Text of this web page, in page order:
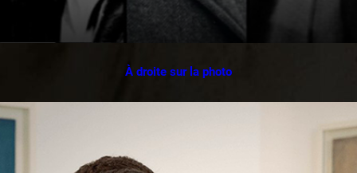
À droite sur la photo